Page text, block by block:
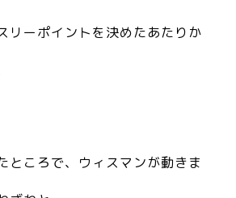
リーポイントを決めたあたりか
ところで、ウィスマンが動きま